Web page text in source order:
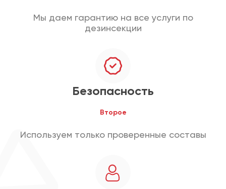
Мы даем гарантию на все услуги по
дезинсекции
Безопасность
Второе
Используем только проверенные составы